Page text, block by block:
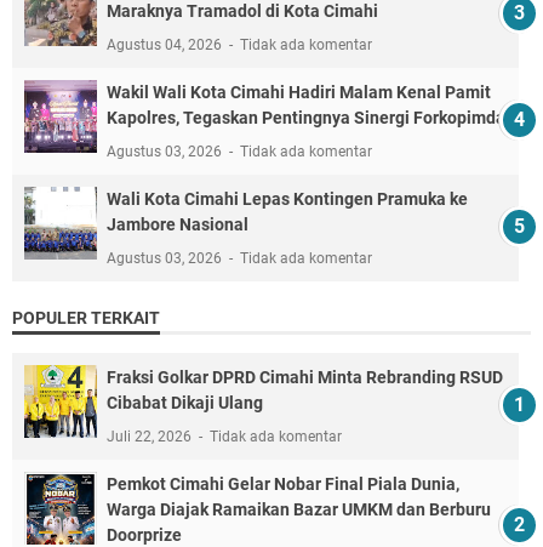
Maraknya Tramadol di Kota Cimahi
Agustus 04, 2026 Tidak ada komentar
Wakil Wali Kota Cimahi Hadiri Malam Kenal Pamit
Kapolres, Tegaskan Pentingnya Sinergi Forkopimda
Agustus 03, 2026 Tidak ada komentar
Wali Kota Cimahi Lepas Kontingen Pramuka ke
Jambore Nasional
Agustus 03, 2026 Tidak ada komentar
POPULER TERKAIT
Fraksi Golkar DPRD Cimahi Minta Rebranding RSUD
Cibabat Dikaji Ulang
Juli 22, 2026 Tidak ada komentar
Pemkot Cimahi Gelar Nobar Final Piala Dunia,
Warga Diajak Ramaikan Bazar UMKM dan Berburu
Doorprize